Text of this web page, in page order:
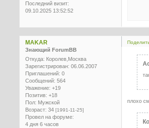
Последний визит:
09.10.2025 13:52:52
MAKAR
Знающий ForumBB
Откуда: Королев,Москва
Зарегистрирован: 06.06.2007
Приглашений: 0
Сообщений: 564
Уважение: +19
Позитив: +18
Пол: Мужской
Возраст: 34[1991-11-25]
Провел на форуме:
4 дня 6 часов
плохо